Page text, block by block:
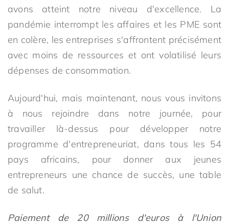
avons atteint notre niveau d'excellence. La
pandémie interrompt les affaires et les PME sont
en colère, les entreprises s'affrontent précisément
avec moins de ressources et ont volatilisé leurs
dépenses de consommation.
Aujourd'hui, mais maintenant, nous vous invitons
à nous rejoindre dans notre journée, pour
travailler là-dessus pour développer notre
programme d'entrepreneuriat, dans tous les 54
pays africains, pour donner aux jeunes
entrepreneurs une chance de succès, une table
de salut.
Paiement de 20 millions d'euros à l'Union